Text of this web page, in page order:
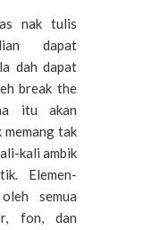
nak tulis
dapat
dah dapat
break the
itu akan
memang tak
kali ambik
Elemen-
semua
fon, dan